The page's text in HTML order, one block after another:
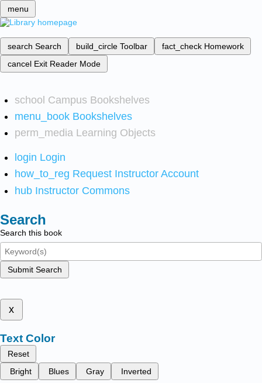
menu
search Search build_circle Toolbar fact_check Homework
cancel Exit Reader Mode
school Campus Bookshelves
menu_book Bookshelves
perm_media Learning Objects
login Login
how_to_reg Request Instructor Account
hub Instructor Commons
Search
Search this book
Submit Search
x
Text Color
Reset
Bright
Blues Gray Inverted